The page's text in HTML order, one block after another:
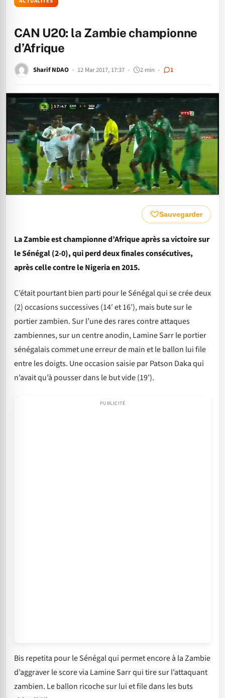
CAN U20: la Zambie championne
d’Afrique
Sharif NDAO 12 Mar 2017, 17:37 2 min 1
Sauvegarder
La Zambie est championne d’Afrique après sa victoire sur
le Sénégal (2-0), qui perd deux finales consécutives,
après celle contre le Nigeria en 2015.
C’était pourtant bien parti pour le Sénégal qui se crée deux
(2) occasions successives (14′ et 16′), mais bute sur le
portier zambien. Sur l’une des rares contre attaques
zambiennes, sur un centre anodin, Lamine Sarr le portier
sénégalais commet une erreur de main et le ballon lui file
entre les doigts. Une occasion saisie par Patson Daka qui
n’avait qu’à pousser dans le but vide (19′).
Bis repetita pour le Sénégal qui permet encore à la Zambie
d’aggraver le score via Lamine Sarr qui tire sur l’attaquant
zambien. Le ballon ricoche sur lui et file dans les buts